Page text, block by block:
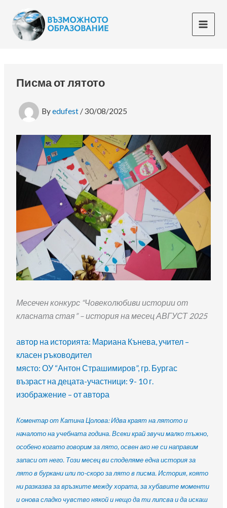
content
Писма от лятото
Byedufest /30/08/2025
Месечен конкурс “Човеколюбиви истории от
класната стая” – история на месец АВГУСТ 2025
автор на историята: Мариана Кънева, учител –
класен ръководител
място: ОУ “Антон Страшимиров”, гр. Бургас
възраст на децата-участници: 9- 10 г.
изображение – от автора
Коментар от Катина Цолова: Идва краят на лятото и
началото на учебната година. Всеки край звучи малко тъжно,
особено когато говорим за лято, освен ако не си направим
запаси от него. Този месец ви споделяме една история за
лято в буркани или по-скоро за лято в писма. История, която
ни разказва за връзките между хората, за хубавите моменти
и онова сладко чувство някой и нещо да ти липсва и да искаш